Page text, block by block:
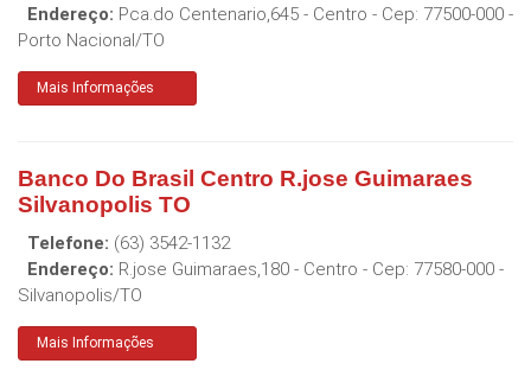
Endereço: Pca.do Centenario,645 - Centro - Cep: 77500-000 -
Porto Nacional/TO
Mais Informações
Banco Do Brasil Centro R.jose Guimaraes
Silvanopolis TO
Telefone: (63) 3542-1132
Endereço: R.jose Guimaraes,180 - Centro - Cep: 77580-000 -
Silvanopolis/TO
Mais Informações